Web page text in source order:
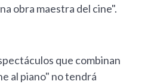
obra maestra del cine".
que combinan
al piano" no tendrá